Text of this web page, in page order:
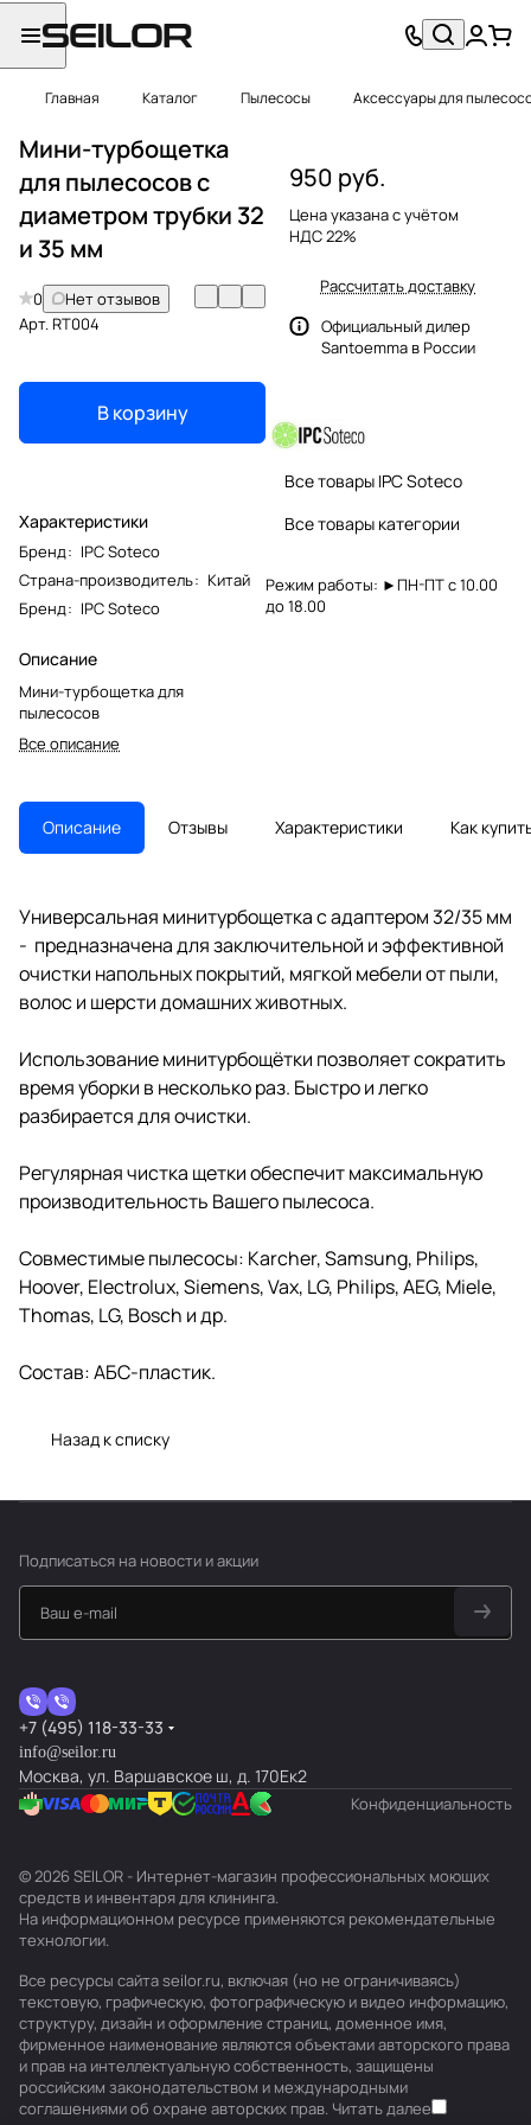
Главная Каталог Пылесосы Аксессуары для
Мини-турбощетка
для пылесосов с
диаметром трубки 32
и 35 мм
0
Нет отзывов
Арт.RT004
В корзину
Характеристики
Бренд: IPC Soteco
Страна-производитель: Китай
Бренд: IPC Soteco
Описание
Мини-турбощетка для
пылесосов
Все описание
950 руб.
Цена указана с учётом
НДС 22%
Рассчитать доставку
Официальный дилер
Santoemma в России
Все товары IPC Soteco
Все товары категории
Режим работы: ►ПН-ПТ с 10.00
до 18.00
Описание Отзывы Характеристики Как
Универсальная минитурбощетка с адаптером 32/35 мм
- предназначена для заключительной и эффективной
очистки напольных покрытий, мягкой мебели от пыли,
волос и шерсти домашних животных.
Использование минитурбощётки позволяет сократить
время уборки в несколько раз. Быстро и легко
разбирается для очистки.
Регулярная чистка щетки обеспечит максимальную
производительность Вашего пылесоса.
Совместимые пылесосы: Karcher, Samsung, Philips,
Hoover, Electrolux, Siemens, Vax, LG, Philips, AEG, Miele,
Thomas, LG, Bosch и др.
Состав: АБС-пластик.
Назад к списку
Подписаться на новости и акции
+7 (495) 118-33-33
info@seilor.ru
Москва, ул. Варшавское ш, д. 170Ек2
Конфиденциальность
© 2026 SEILOR - Интернет-магазин профессиональных моющих
средств и инвентаря для клининга.
На информационном ресурсе применяются рекомендательные
технологии.
Все ресурсы сайта seilor.ru, включая (но не ограничиваясь)
текстовую, графическую, фотографическую и видео информацию,
структуру, дизайн и оформление страниц, доменное имя,
фирменное наименование являются объектами авторского права
и прав на интеллектуальную собственность, защищены
российским законодательством и международными
соглашениями об охране авторских прав. Читать далее